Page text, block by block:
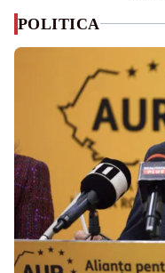
POLITICA